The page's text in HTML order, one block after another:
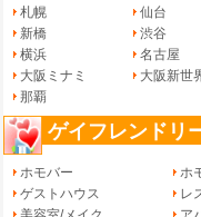
札幌 仙台
新橋
渋谷
横浜
名古屋
大阪ミナミ
大阪新世
那覇
ゲイフレンドリ
ホモバー ホ
ゲストハウス
レ